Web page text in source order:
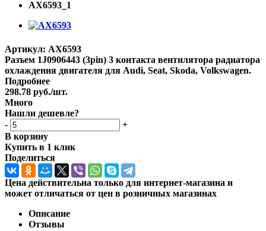
Артикул: AX6593
Разъем 1J0906443 (3pin) 3 контакта вентилятора радиатора
охлаждения двигателя для Audi, Seat, Skoda, Volkswagen.
Подробнее
298.78 руб./шт.
Много
Нашли дешевле?
-
+
В корзину
Купить в 1 клик
Поделиться
Цена действительна только для интернет-магазина и
может отличаться от цен в розничных магазинах
Описание
Отзывы